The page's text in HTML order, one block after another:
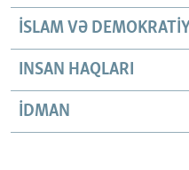
İSLAM VƏ
INSAN HAQLARI
İDMAN